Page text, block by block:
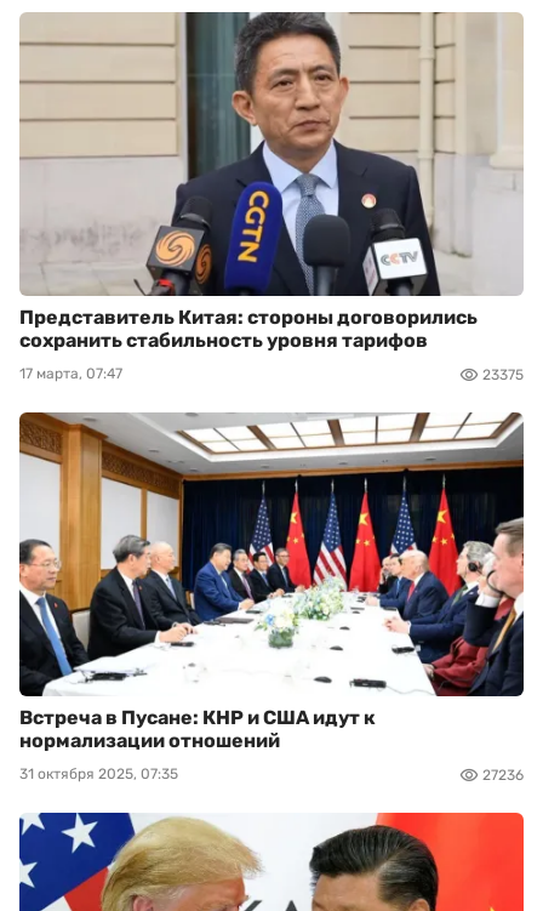
Представитель Китая: стороны договорились
сохранить стабильность уровня тарифов
17 марта, 07:47 23375
Встреча в Пусане: КНР и США идут к
нормализации отношений
31 октября 2025, 07:35 27236